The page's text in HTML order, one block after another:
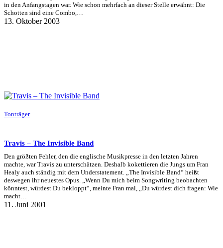
in den Anfangstagen war. Wie schon mehrfach an dieser Stelle erwähnt: Die
Schotten sind eine Combo,…
13. Oktober 2003
Tonträger
Travis – The Invisible Band
Den größten Fehler, den die englische Musikpresse in den letzten Jahren
machte, war Travis zu unterschätzen. Deshalb kokettieren die Jungs um Fran
Healy auch ständig mit dem Understatement. „The Invisible Band“ heißt
deswegen ihr neuestes Opus. „Wenn Du mich beim Songwriting beobachten
könntest, würdest Du bekloppt“, meinte Fran mal, „Du würdest dich fragen: Wie
macht…
11. Juni 2001